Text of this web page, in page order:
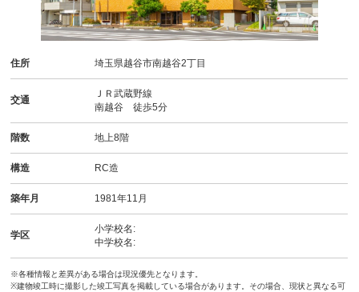
住所 埼玉県越谷市南越谷2丁目
交通
ＪＲ武蔵野線
南越谷 徒歩5分
階数 地上8階
構造 RC造
築年月 1981年11月
学区
小学校名:
中学校名:
※各種情報と差異がある場合は現況優先となります。
※建物竣工時に撮影した竣工写真を掲載している場合があります。その場合、現状と異なる可